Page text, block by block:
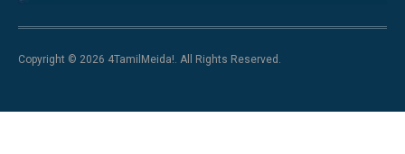
Copyright © 2026 4TamilMeida!. All Rights Reserved.